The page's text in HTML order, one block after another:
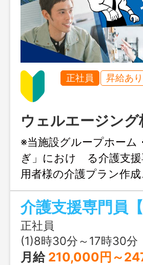
正社員 昇給あり
ウェルエージング
※当施設グループホーム
ぎ」におけ る介護支
用者様の介護プラン作
の見守り、入浴、訪問
する業務全般、事務処
話対応等 ＊経験者の
なし 『応募には
となります』
介護支援専門員
正社員
(1)8時30分～17時30分
月給 210,000円～